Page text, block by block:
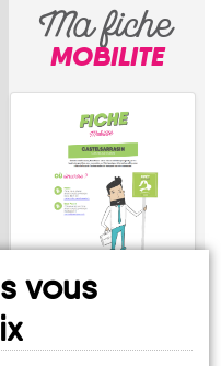
Ma fiche
MOBILITE
Martigny-sur-
vous